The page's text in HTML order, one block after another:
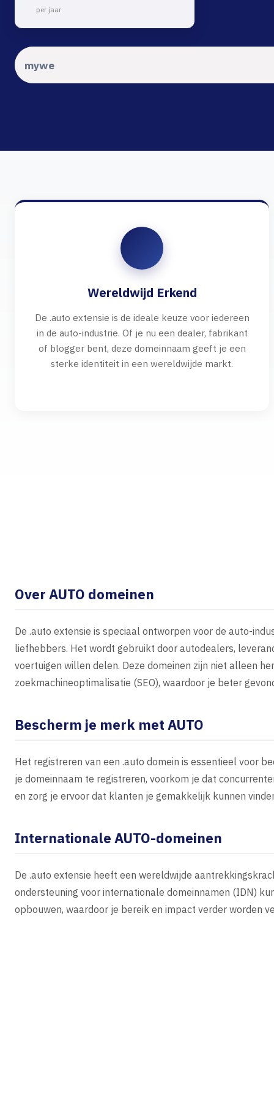
per jaar
Wereldwijd Erkend
De .auto extensie is de ideale keuze voor iedereen
in de auto-industrie. Of je nu een dealer, fabrikant
of blogger bent, deze domeinnaam geeft je een
sterke identiteit in een wereldwijde markt.
Over AUTO domeinen
De .auto extensie is speciaal ontworpen voor de auto-
liefhebbers. Het wordt gebruikt door autodealers,
voertuigen willen delen. Deze domeinen zijn niet alleen
zoekmachineoptimalisatie (SEO), waardoor je beter
Bescherm je merk met AUTO
Het registreren van een .auto domein is essentieel voor
je domeinnaam te registreren, voorkom je dat
en zorg je ervoor dat klanten je gemakkelijk kunnen
Internationale AUTO-domeinen
De .auto extensie heeft een wereldwijde
ondersteuning voor internationale domeinnamen (IDN)
opbouwen, waardoor je bereik en impact verder worden